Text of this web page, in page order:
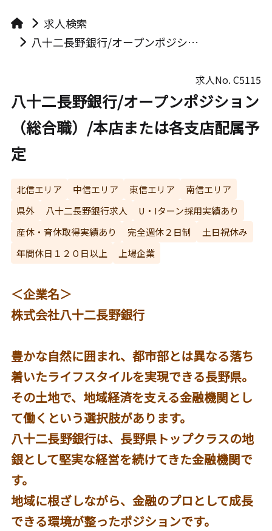
求人検索
八十二長野銀行/オープンポジション（総合職）/本店または各支店配属予定
求人No.C5115
八十二長野銀行/オープンポジション
（総合職）/本店または各支店配属予
定
北信エリア 中信エリア 東信エリア
南信エリア
県外
八十二長野銀行求人
U・Iターン採用実績あり
産休・育休取得実績あり
完全週休２日制
土日祝休み
年間休日１２０日以上
上場企業
＜企業名＞
株式会社八十二長野銀行
豊かな自然に囲まれ、都市部とは異なる落ち
着いたライフスタイルを実現できる長野県。
その土地で、地域経済を支える金融機関とし
て働くという選択肢があります。
八十二長野銀行は、長野県トップクラスの地
銀として堅実な経営を続けてきた金融機関で
す。
地域に根ざしながら、金融のプロとして成長
できる環境が整ったポジションです。